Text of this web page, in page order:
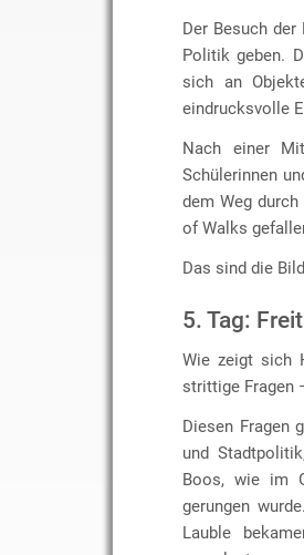
Der Besuch
Politik geben.
sich an
eindrucksvolle
Nach einer
Schülerinnen
dem Weg
of Walks
Das sind die
5. Tag:
Wie zeigt sich
strittige Fragen
Diesen Fragen
und
Boos, wie im
gerungen
Lauble